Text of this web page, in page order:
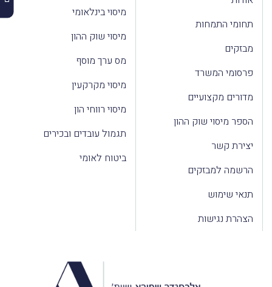
תחומי התמחות
מבזקים
פרסומי המשרד
מדורים מקצועיים
הספר מיסוי שוק ההון
יצירת קשר
הרשמה למבזקים
תנאי שימוש
הצהרת נגישות
מיסוי בינלאומי
מיסוי שוק ההון
מס ערך מוסף
מיסוי מקרקעין
מיסוי רווחי הון
תגמול עובדים ובכירים
ביטוח לאומי